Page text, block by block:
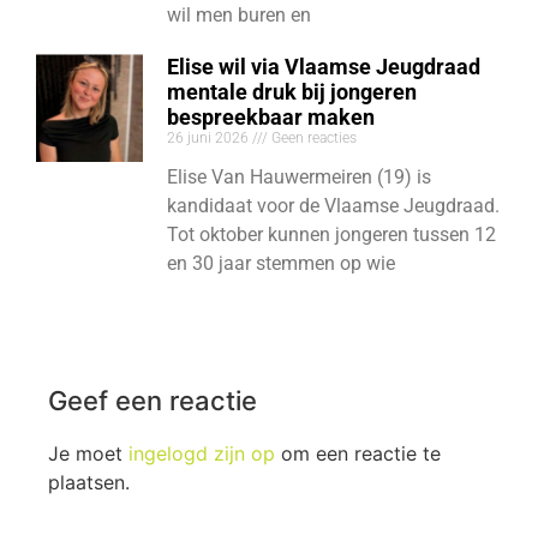
wil men buren en
Elise wil via Vlaamse Jeugdraad
mentale druk bij jongeren
bespreekbaar maken
26 juni 2026 Geen reacties
Elise Van Hauwermeiren (19) is
kandidaat voor de Vlaamse Jeugdraad.
Tot oktober kunnen jongeren tussen 12
en 30 jaar stemmen op wie
Geef een reactie
Je moet ingelogd zijn op om een reactie te
plaatsen.